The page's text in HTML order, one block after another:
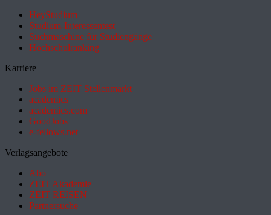
HeyStudium
Studium-Interessentest
Suchmaschine für Studiengänge
Hochschulranking
Karriere
Jobs im ZEIT Stellenmarkt
academics
academics.com
GoodJobs
e-fellows.net
Verlagsangebote
Abo
ZEIT Akademie
ZEIT REISEN
Partnersuche